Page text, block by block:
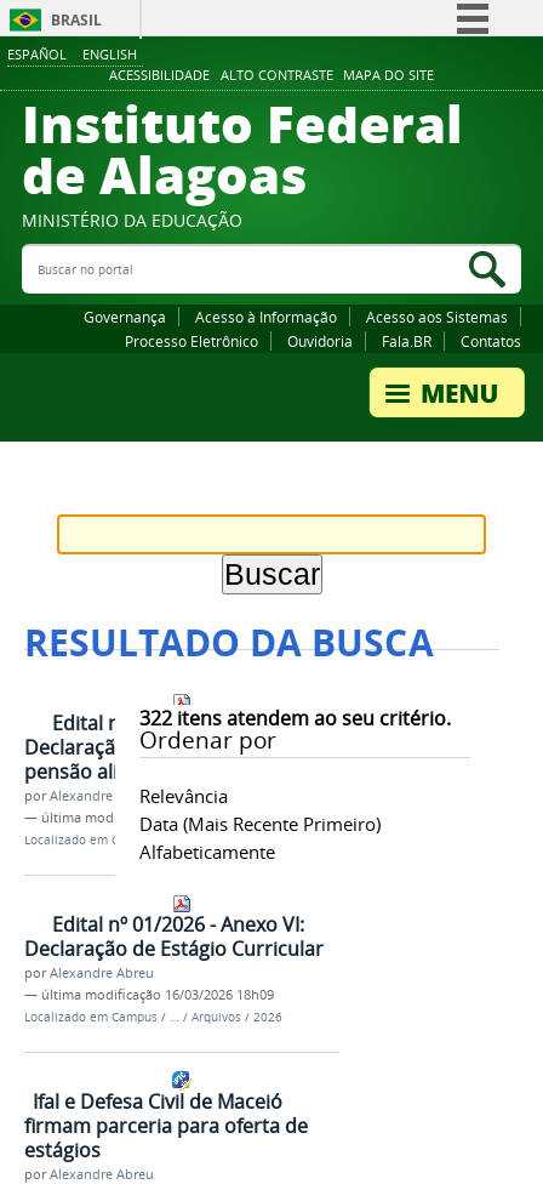
ESPAÑOL ENGLISH
ACESSIBILIDADE ALTO CONTRASTE MAPA DO SITE
BRASIL
Comunica BR
Participe
Canais
Instituto Federal
de Alagoas
MINISTÉRIO DA EDUCAÇÃO
Buscar no portal
Governança Acesso à Informação
Acesso aos Sistemas
Processo Eletrônico
Ouvidoria Fala.BR Contatos
RESULTADO DA BUSCA
322itens atendem ao seu critério.
Ordenar por
Relevância
Data (mais Recente Primeiro)
Alfabeticamente
Edital nº 01/2026 - Anexo V:
Declaração de Renda por meio de
pensão alimentícia
porAlexandre Abreu
— última modificação16/03/2026 18h07
Localizado em Campus
Edital nº 01/2026 - Anexo VI:
Declaração de Estágio Curricular
porAlexandre Abreu
— última modificação 16/03/2026 18h09
Localizado em Campus / … / Arquivos / 2026
Ifal e Defesa Civil de Maceió
firmam parceria para oferta de
estágios
porAlexandre Abreu